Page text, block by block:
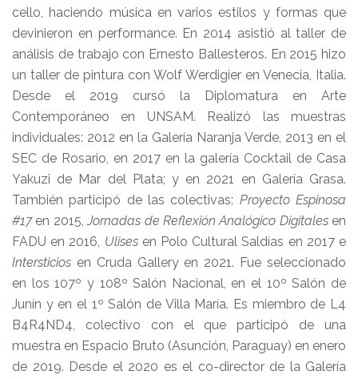
cello, haciendo música en varios estilos y formas que
devinieron en performance. En 2014 asistió al taller de
análisis de trabajo con Ernesto Ballesteros. En 2015 hizo
un taller de pintura con Wolf Werdigier en Venecia, Italia.
Desde el 2019 cursó la Diplomatura en Arte
Contemporáneo en UNSAM. Realizó las muestras
individuales: 2012 en la Galería Naranja Verde, 2013 en el
SEC de Rosario, en 2017 en la galería Cocktail de Casa
Yakuzi de Mar del Plata; y en 2021 en Galería Grasa.
También participó de las colectivas: Proyecto Espinosa
#17en 2015,Jornadas de Reflexión Analógico Digitalesen
FADU en 2016, Ulisesen Polo Cultural Saldías en 2017 e
Intersticios en Cruda Gallery en 2021. Fue seleccionado
en los 107º y 108º Salón Nacional, en el 10º Salón de
Junín y en el 1º Salón de Villa María. Es miembro de L4
B4R4ND4, colectivo con el que participó de una
muestra en Espacio Bruto (Asunción, Paraguay) en enero
de 2019. Desde el 2020 es el co-director de la Galería